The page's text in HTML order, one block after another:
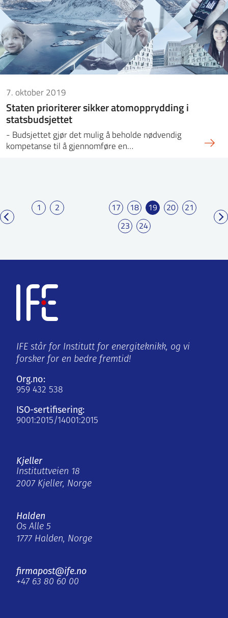
7. oktober 2019
Staten prioriterer sikker atomopprydding i
statsbudsjettet
- Budsjettet gjør det mulig å beholde nødvendig
kompetanse til å gjennomføre en…
1 2 17 18 19 20
21
23
24
IFE står for Institutt for energiteknikk, og vi
forsker for en bedre fremtid!
Org.no:
959 432 538
ISO-sertifisering:
9001:2015/14001:2015
Kjeller
Instituttveien 18
2007 Kjeller, Norge
Halden
Os Alle 5
1777 Halden, Norge
firmapost@ife.no
+47 63 80 60 00